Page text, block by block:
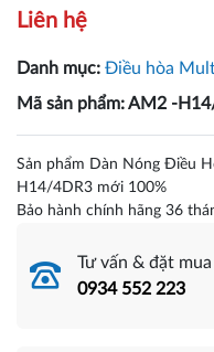
Liên hệ
Danh mục: Điều hòa
Mã sản phẩm: AM2 -
Sản phẩm Dàn Nóng Điều
H14/4DR3 mới 100%
Bảo hành chính hãng 36
Tư vấn & đặt mua
0934 552 223